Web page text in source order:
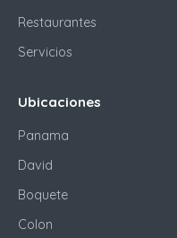
Restaurantes
Servicios
Ubicaciones
Panama
David
Boquete
Colon